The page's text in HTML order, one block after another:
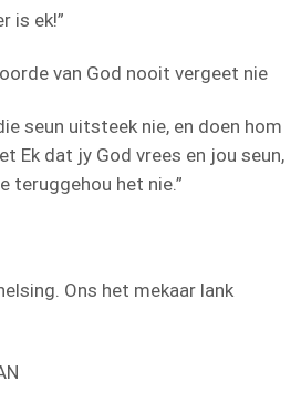
is ek!”
van God nooit vergeet nie
seun uitsteek nie, en doen hom
Ek dat jy God vrees en jou seun,
teruggehou het nie.”
Ons het mekaar lank